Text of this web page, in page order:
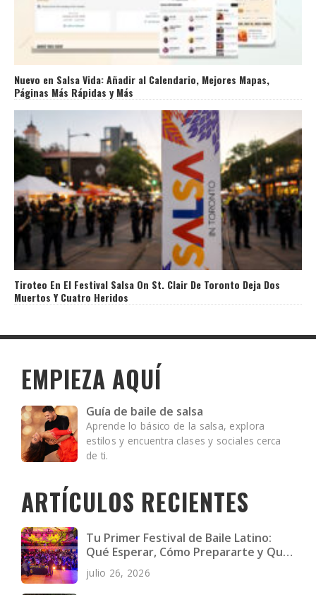
Nuevo en Salsa Vida: Añadir al Calendario, Mejores Mapas,
Páginas Más Rápidas y Más
Tiroteo En El Festival Salsa On St. Clair De Toronto Deja Dos
Muertos Y Cuatro Heridos
EMPIEZA AQUÍ
Guía de baile de salsa
Aprende lo básico de la salsa, explora
estilos y encuentra clases y sociales cerca
de ti.
ARTÍCULOS RECIENTES
Tu Primer Festival de Baile Latino:
Qué Esperar, Cómo Prepararte y Qué
Llevar
julio 26, 2026